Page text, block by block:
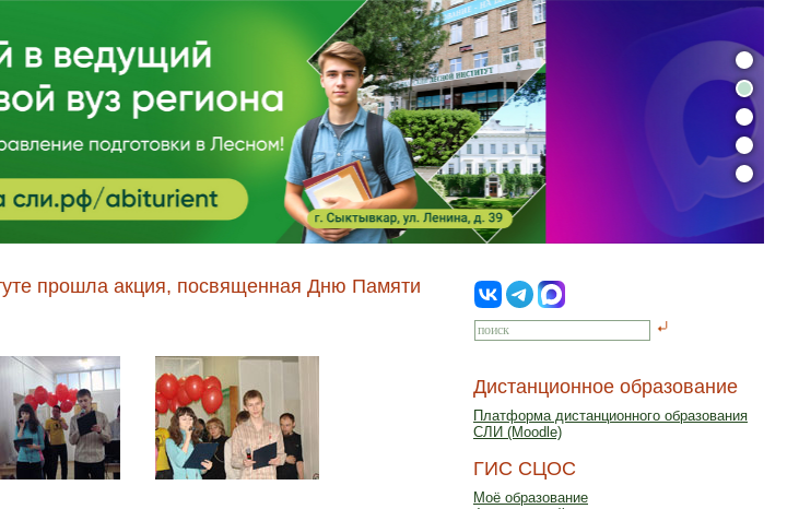
прошла акция, посвященная Дню Памяти
Дистанционное образование
Платформа дистанционного образования
СЛИ (Moodle)
ГИС СЦОС
Моё образование